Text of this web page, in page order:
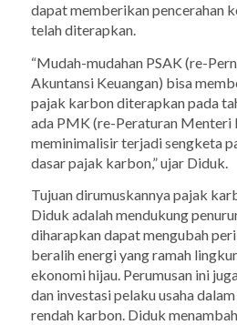
dapat memberikan pencerahan
telah diterapkan.
“Mudah-mudahan PSAK (re-
Akuntansi Keuangan) bisa
pajak karbon diterapkan pada
ada PMK (re-Peraturan Menteri
meminimalisir terjadi sengketa
dasar pajak karbon,” ujar Diduk.
Tujuan dirumuskannya pajak
Diduk adalah mendukung
diharapkan dapat mengubah
beralih energi yang ramah
ekonomi hijau. Perumusan ini
dan investasi pelaku usaha
rendah karbon. Diduk